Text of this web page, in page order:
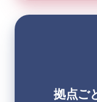
拠点ご